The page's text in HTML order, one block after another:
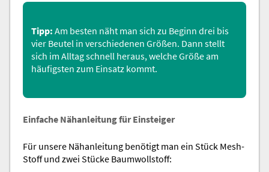
Tipp: Am besten näht man sich zu Beginn drei bis
vier Beutel in verschiedenen Größen. Dann stellt
sich im Alltag schnell heraus, welche Größe am
häufigsten zum Einsatz kommt.
Einfache Nähanleitung für Einsteiger
Für unsere Nähanleitung benötigt man ein Stück Mesh-
Stoff und zwei Stücke Baumwollstoff: